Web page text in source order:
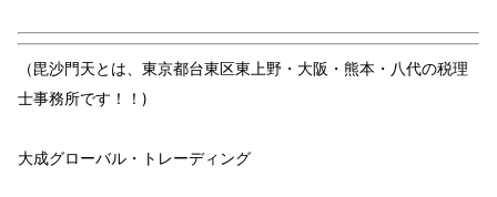
（毘沙門天とは、東京都台東区東上野・大阪・熊本・八代の税理
士事務所です！！)
大成グローバル・トレーディング